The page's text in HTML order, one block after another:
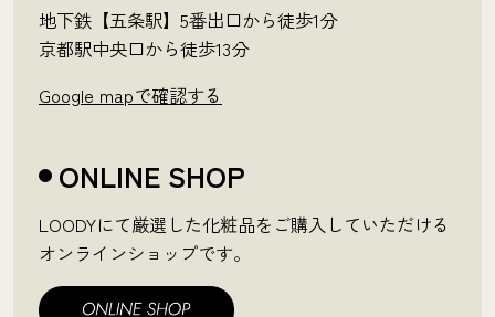
地下鉄【五条駅】5番出口から徒歩1分
京都駅中央口から徒歩13分
Google mapで確認する
ONLINE SHOP
LOODYにて厳選した化粧品をご購入していただける
オンラインショップです。